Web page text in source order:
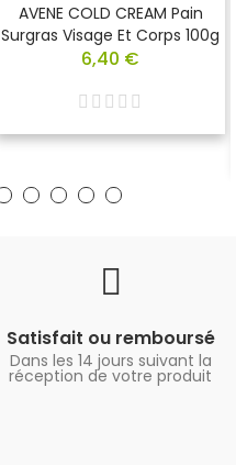
AVENE COLD CREAM Pain
Surgras Visage Et Corps 100g
6,40 €
Satisfait ou remboursé
Dans les 14 jours suivant la
réception de votre produit